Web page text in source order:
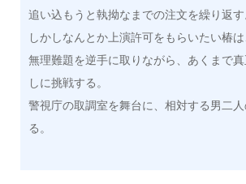
追い込もうと執拗なまでの注文を繰り返す
しかしなんとか上演許可をもらいたい椿
無理難題を逆手に取りながら、あくまで
しに挑戦する。
警視庁の取調室を舞台に、相対する男二
る。